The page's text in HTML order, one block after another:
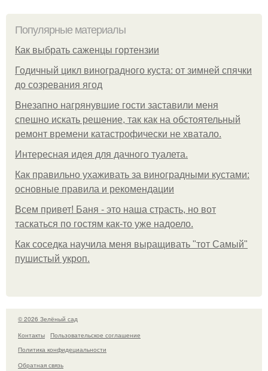
Популярные материалы
Как выбрать саженцы гортензии
Годичный цикл виноградного куста: от зимней спячки
до созревания ягод
Внезапно нагрянувшие гости заставили меня
спешно искать решение, так как на обстоятельный
ремонт времени катастрофически не хватало.
Интересная идея для дачного туалета.
Как правильно ухаживать за виноградными кустами:
основные правила и рекомендации
Всем привет! Баня - это наша страсть, но вот
таскаться по гостям как-то уже надоело.
Как соседка научила меня выращивать "тот Самый"
пушистый укроп.
© 2026 Зелёный сад
Контакты
Пользовательское соглашение
Политика конфидециальности
Обратная связь